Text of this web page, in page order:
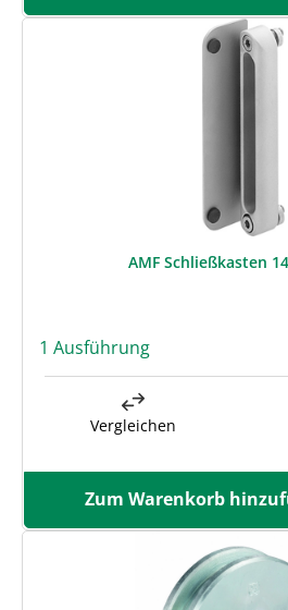
1 Ausführung
Vergleichen
Zum Warenkorb